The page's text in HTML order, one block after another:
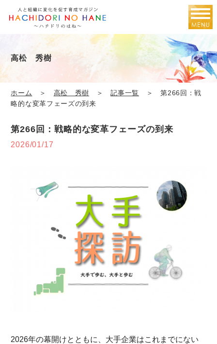
高松 秀樹
ホーム ＞ 高松 秀樹 ＞記事一覧 ＞ 第266回：戦
略的な変革フェーズの到来
第266回：戦略的な変革フェーズの到来
2026/01/17
2026年の幕開けとともに、大手企業はこれまでにない